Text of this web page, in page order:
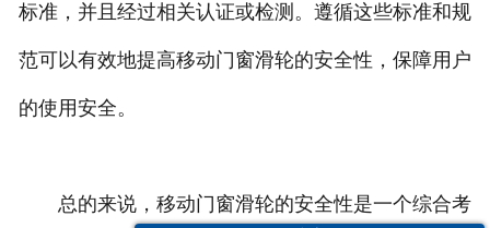
标准，并且经过相关认证或检测。遵循这些标准和规
范可以有效地提高移动门窗滑轮的安全性，保障用户
的使用安全。
总的来说，移动门窗滑轮的安全性是一个综合考